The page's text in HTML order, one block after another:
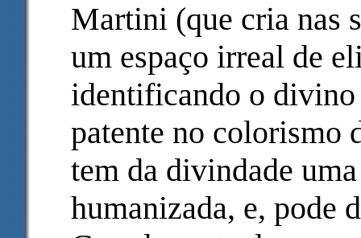
Martini (que cria nas
um espaço irreal de
identificando o divino
patente no colorismo
tem da divindade
humanizada, e, pode